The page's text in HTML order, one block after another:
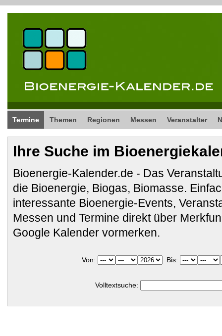
Termine Themen Regionen Messen Veranstalter
Ihre Suche im
Bioenergie-Kalender.de - Das
die Bioenergie, Biogas, Biomasse.
interessante Bioenergie-Events,
Messen und Termine direkt über
Google Kalender vormerken.
Von: Bis:
Volltextsuche: